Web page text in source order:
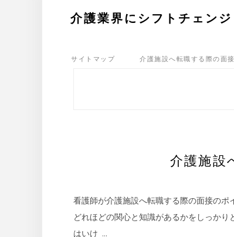
介護業界にシフトチェンジ
サイトマップ 介護施設へ転職する際の面
介護施設
看護師が介護施設へ転職する際の面接のポ
どれほどの関心と知識があるかをしっか
はいけ …